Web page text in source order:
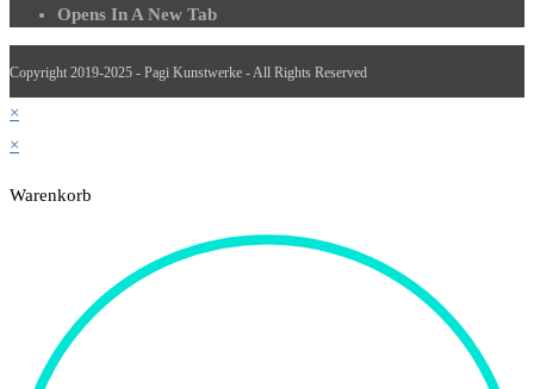
Opens In A New Tab
Copyright 2019-2025 - Pagi Kunstwerke - All Rights Reserved
×
×
Warenkorb